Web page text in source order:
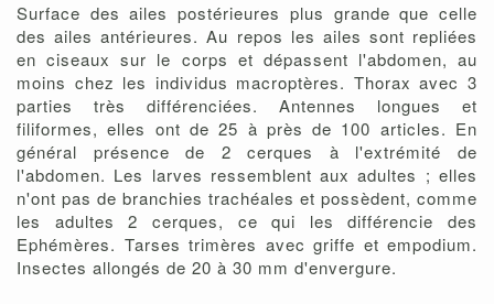
Surface des ailes postérieures plus grande que celle
des ailes antérieures. Au repos les ailes sont repliées
en ciseaux sur le corps et dépassent l'abdomen, au
moins chez les individus macroptères. Thorax avec 3
parties très différenciées. Antennes longues et
filiformes, elles ont de 25 à près de 100 articles. En
général présence de 2 cerques à l'extrémité de
l'abdomen. Les larves ressemblent aux adultes ; elles
n'ont pas de branchies trachéales et possèdent, comme
les adultes 2 cerques, ce qui les différencie des
Ephémères. Tarses trimères avec griffe et empodium.
Insectes allongés de 20 à 30 mm d'envergure.